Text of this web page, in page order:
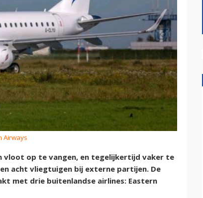
Airways
vloot op te vangen, en tegelijkertijd vaker te
acht vliegtuigen bij externe partijen. De
met drie buitenlandse airlines: Eastern